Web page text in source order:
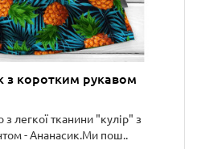
з коротким рукавом
легкої тканини "кулір" з
- Ананасик.Ми пош..